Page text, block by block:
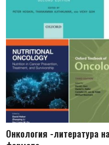
Архив журналов Узбекистана
О нас
Контакты
Стратегический план развития
Лента
ГНМБ
Онкология -литература